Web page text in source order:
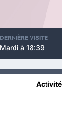
DERNIÈRE VISITE
Mardi à 18:39
Activité